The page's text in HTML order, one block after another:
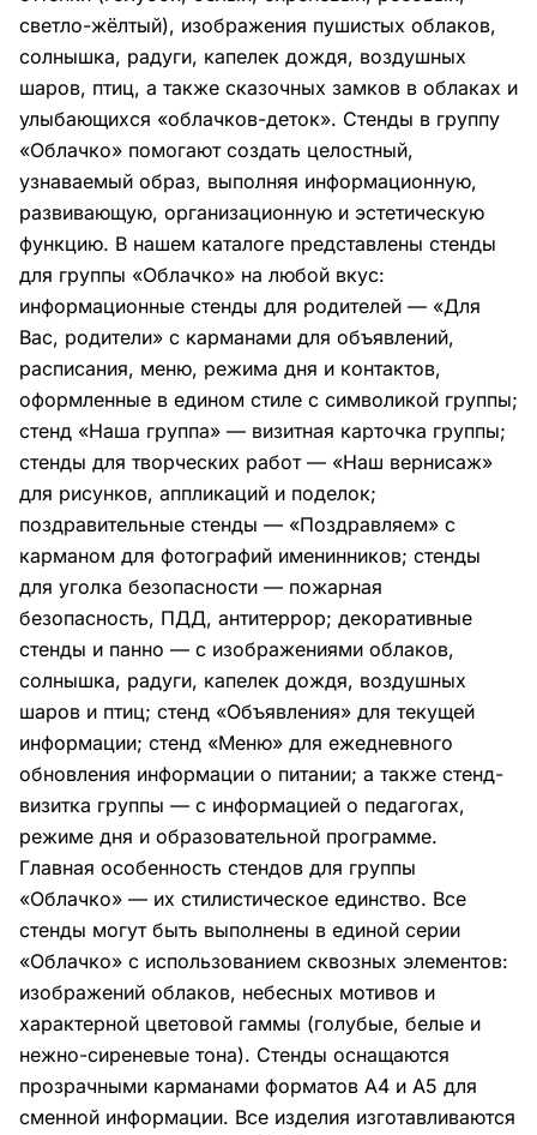
светло-жёлтый), изображения пушистых облаков,
солнышка, радуги, капелек дождя, воздушных
шаров, птиц, а также сказочных замков в облаках и
улыбающихся «облачков-деток». Стенды в группу
«Облачко» помогают создать целостный,
узнаваемый образ, выполняя информационную,
развивающую, организационную и эстетическую
функцию. В нашем каталоге представлены стенды
для группы «Облачко» на любой вкус:
информационные стенды для родителей — «Для
Вас, родители» с карманами для объявлений,
расписания, меню, режима дня и контактов,
оформленные в едином стиле с символикой группы;
стенд «Наша группа» — визитная карточка группы;
стенды для творческих работ — «Наш вернисаж»
для рисунков, аппликаций и поделок;
поздравительные стенды — «Поздравляем» с
карманом для фотографий именинников; стенды
для уголка безопасности — пожарная
безопасность, ПДД, антитеррор; декоративные
стенды и панно — с изображениями облаков,
солнышка, радуги, капелек дождя, воздушных
шаров и птиц; стенд «Объявления» для текущей
информации; стенд «Меню» для ежедневного
обновления информации о питании; а также стенд-
визитка группы — с информацией о педагогах,
режиме дня и образовательной программе.
Главная особенность стендов для группы
«Облачко» — их стилистическое единство. Все
стенды могут быть выполнены в единой серии
«Облачко» с использованием сквозных элементов:
изображений облаков, небесных мотивов и
характерной цветовой гаммы (голубые, белые и
нежно-сиреневые тона). Стенды оснащаются
прозрачными карманами форматов А4 и А5 для
сменной информации. Все изделия изготавливаются